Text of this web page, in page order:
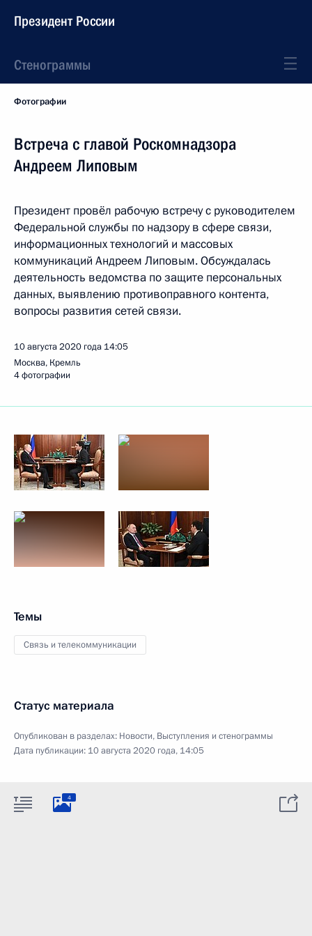
Президент России
Стенограммы
Фотографии
Встреча с главой Роскомнадзора
Андреем Липовым
Президент провёл рабочую встречу с руководителем
Федеральной службы по надзору в сфере связи,
информационных технологий и массовых
коммуникаций Андреем Липовым. Обсуждалась
деятельность ведомства по защите персональных
данных, выявлению противоправного контента,
вопросы развития сетей связи.
10 августа 2020 года 14:05
Москва, Кремль
4 фотографии
Темы
Связь и телекоммуникации
Статус материала
Опубликован в разделах: Новости, Выступления и стенограммы
Дата публикации: 10 августа 2020 года, 14:05
4